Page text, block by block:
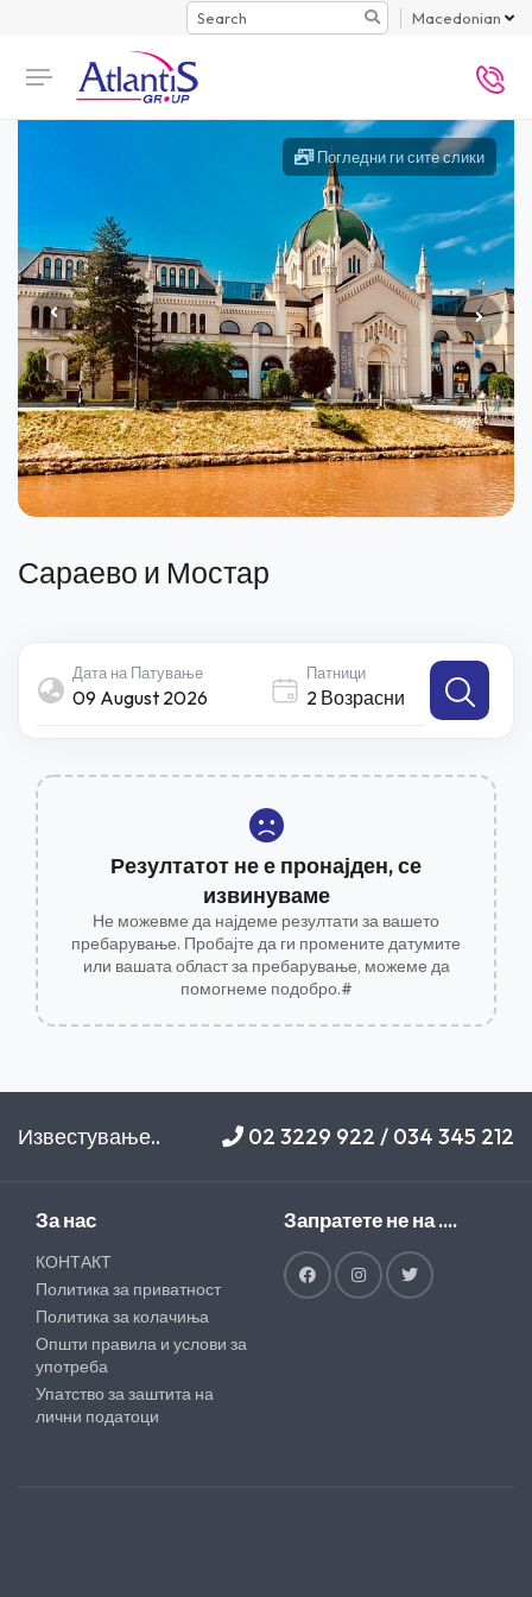
Search Macedonian
Погледни ги сите слики
Сараево и Мостар
Дата на Патување Патници
2 Возрасни
Резултатот не е пронајден, се
извинуваме
Не можевме да најдеме резултати за вашето
пребарување. Пробајте да ги промените датумите
или вашата област за пребарување, можеме да
помогнеме подобро.#
Известување.. 02 3229 922 / 034 345 212
За нас
КОНТАКТ
Политика за приватност
Политика за колачиња
Општи правила и услови за
употреба
Упатство за заштита на
лични податоци
Запратете не на ....